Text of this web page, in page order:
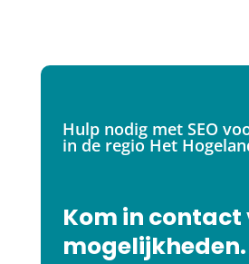
Hulp nodig met SEO
in de regio Het
Kom in contact
mogelijkheden.